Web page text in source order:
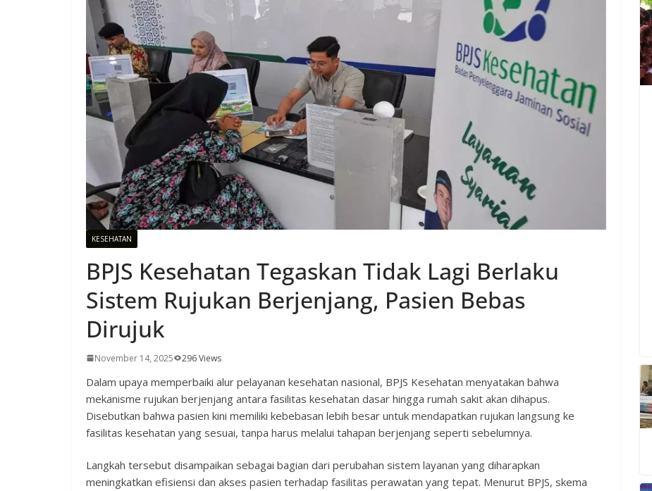
KESEHATAN
BPJS Kesehatan Tegaskan Tidak Lagi Berlaku
Sistem Rujukan Berjenjang, Pasien Bebas
Dirujuk
November 14, 2025 296 Views
Dalam upaya memperbaiki alur pelayanan kesehatan nasional, BPJS Kesehatan menyatakan bahwa
mekanisme rujukan berjenjang antara fasilitas kesehatan dasar hingga rumah sakit akan dihapus.
Disebutkan bahwa pasien kini memiliki kebebasan lebih besar untuk mendapatkan rujukan langsung ke
fasilitas kesehatan yang sesuai, tanpa harus melalui tahapan berjenjang seperti sebelumnya.
Langkah tersebut disampaikan sebagai bagian dari perubahan sistem layanan yang diharapkan
meningkatkan efisiensi dan akses pasien terhadap fasilitas perawatan yang tepat. Menurut BPJS, skema